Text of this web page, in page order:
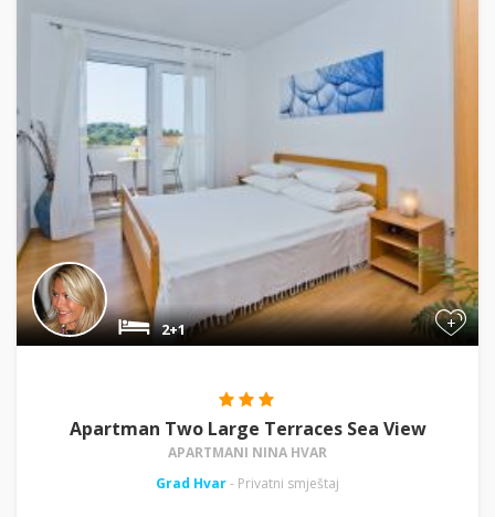
+
2+1
Apartman Two Large Terraces Sea View
APARTMANI NINA HVAR
Grad Hvar- Privatni smještaj